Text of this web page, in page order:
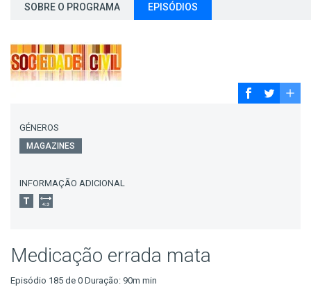
SOBRE O PROGRAMA EPISÓDIOS
GÉNEROS
MAGAZINES
INFORMAÇÃO ADICIONAL
Medicação errada mata
Episódio 185 de 0 Duração: 90m min